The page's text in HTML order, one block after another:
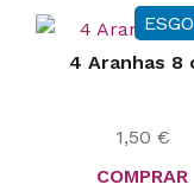
4 Aranhas 8
1,50 €
COMPRAR